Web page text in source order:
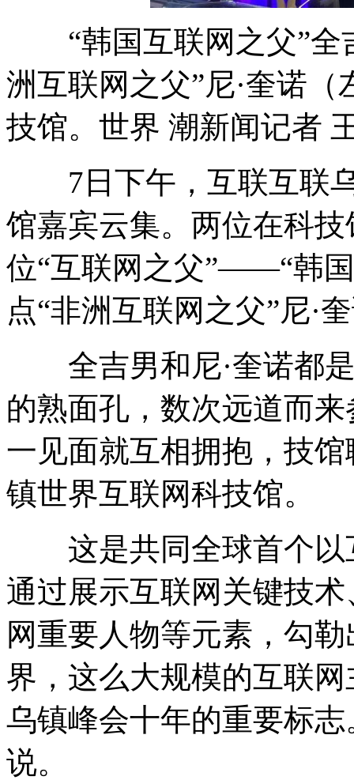
“韩国互联网之父”全
洲互联网之父”尼·奎诺
技馆。世界 潮新闻记者
7日下午，互联互联
馆嘉宾云集。两位在科
位“互联网之父”——“韩
点“非洲互联网之父”尼·
全吉男和尼·奎诺都是
的熟面孔，数次远道而
一见面就互相拥抱，技
镇世界互联网科技馆。
这是共同全球首个以
通过展示互联网关键技
网重要人物等元素，勾
界，这么大规模的互联
乌镇峰会十年的重要标
说。